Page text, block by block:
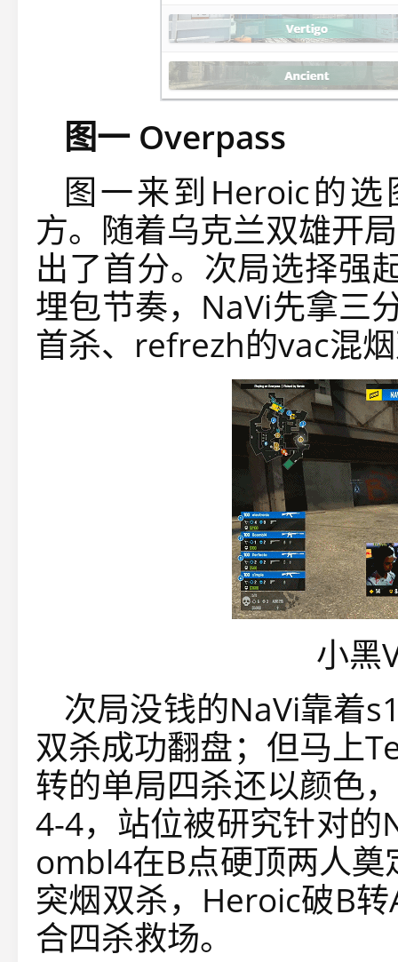
图一 Overpass
图一来到Heroic的
方。随着乌克兰双雄开
出了首分。次局选择强
埋包节奏，NaVi先拿三
首杀、refrezh的vac混
小黑
次局没钱的NaVi靠着
双杀成功翻盘；但马上
转的单局四杀还以颜色
4-4，站位被研究针对
ombl4在B点硬顶两人
突烟双杀，Heroic破B
合四杀救场。